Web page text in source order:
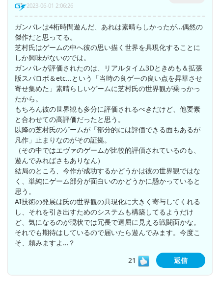
2023-06-01 2:06:26
ガンパレは4桁時間遊んだ、あれは素晴らしかったが…偶然の
傑作だと思ってる。
芝村氏はゲームの中へ彼の思い描く世界を具現化することに
しか興味がないのでは。
ガンパレが評価されたのは、リアルタイム3Dときめも＆拡張
版スパロボ＆etc...という「当時の良ゲーの良い点を昇華させ
寄せ集めた」素晴らしいゲームに芝村氏の世界観が乗っかっ
たから。
もちろん彼の世界観も多分に評価されるべきだけど、他要素
と合わせての高評価だったと思う。
以降の芝村氏のゲームが「部分的には評価できる面もあるが
凡作」止まりなのがその証拠。
（その中ではエヴァのゲームが比較的評価されているのも、
遊んでみればさもありなん）
結局のところ、今作が成功するかどうかは彼の世界観ではな
く、単純にゲーム部分が面白いのかどうかに懸かっていると
思う。
AI技術の発展は氏の世界観の具現化に大きく寄与してくれる
し、それを引き出すためのシステムも構築してるようだけ
ど、気になるのが現状では冗長で退屈に見える戦闘面かな。
それでも期待はしているので届いたら遊んでみます。今度こ
そ、頼みますよ…？
21
返信